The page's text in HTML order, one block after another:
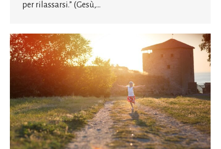
per rilassarsi.” (Gesù,…